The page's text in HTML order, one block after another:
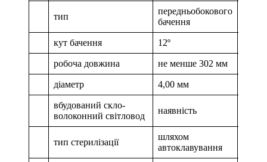
тип
передньобокового
бачення
кут бачення 12º
робоча довжина не менше 302 мм
діаметр 4,00 мм
вбудований скло-
волоконний світловод
наявність
тип стерилізації
шляхом
автоклавування